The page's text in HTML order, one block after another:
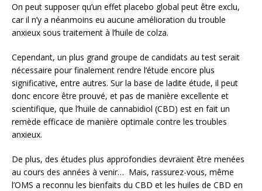
On peut supposer qu’un effet placebo global peut être exclu,
car il n’y a néanmoins eu aucune amélioration du trouble
anxieux sous traitement à l’huile de colza.
Cependant, un plus grand groupe de candidats au test serait
nécessaire pour finalement rendre l’étude encore plus
significative, entre autres. Sur la base de ladite étude, il peut
donc encore être prouvé, et pas de manière excellente et
scientifique, que l’huile de cannabidiol (CBD) est en fait un
remède efficace de manière optimale contre les troubles
anxieux.
De plus, des études plus approfondies devraient être menées
au cours des années à venir… Mais, rassurez-vous, même
l’OMS a reconnu les bienfaits du CBD et les huiles de CBD en